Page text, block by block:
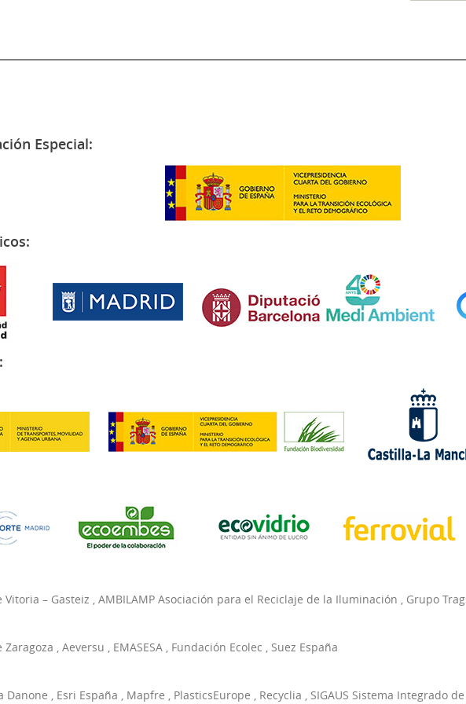
Especial:
– Gasteiz AMBILAMP Asociación para el Reciclaje de la Iluminación Grupo
Aeversu EMASESA Fundación Ecolec Suez España
Danone Esri España Mapfre PlasticsEurope Recyclia SIGAUS Sistema Integrado